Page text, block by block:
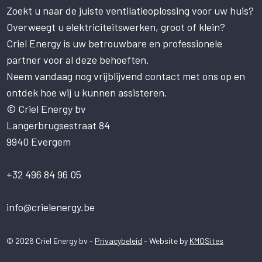
Zoekt u naar de juiste ventilatieoplossing voor uw huis?
Overweegt u elektriciteitswerken, groot of klein?
Criel Energy is uw betrouwbare en professionele
partner voor al deze behoeften.
Neem vandaag nog vrijblijvend contact met ons op en
ontdek hoe wij u kunnen assisteren.
© Criel Energy bv
Langerbrugsestraat 84
9940 Evergem
+32 496 84 96 05
info@crielenergy.be
© 2026 Criel Energy bv - Privacybeleid - Website by KMOSites
Deze website gebruikt cookies om uw
gebruikerservaring te verbeteren. Door
onze website te gebruiken, stemt u in met
alle cookies in overeenstemming met ons
Cookiebeleid.Lees verder
STRIKT NOODZAKELIJK
PRESTATIE
TARGETING
FUNCTIONEEL
NIET-GECLASSIFICEERD